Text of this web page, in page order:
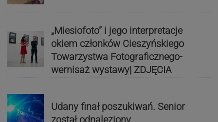
„Miesiofoto” i jego interpretacje
okiem członków Cieszyńskiego
Towarzystwa Fotograficznego-
wernisaż wystawy| ZDJĘCIA
Udany finał poszukiwań. Senior
został odnaleziony